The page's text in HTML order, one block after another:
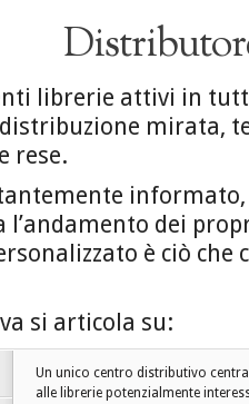
librerie attivi in
mirata,
rese.
l’andamento dei
è ciò
si articola su:
Un unico centro distributivo
alle librerie potenzialmente